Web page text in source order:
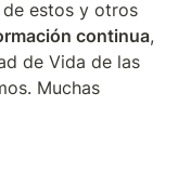
de estos y otros
continua,
de Vida de las
Muchas